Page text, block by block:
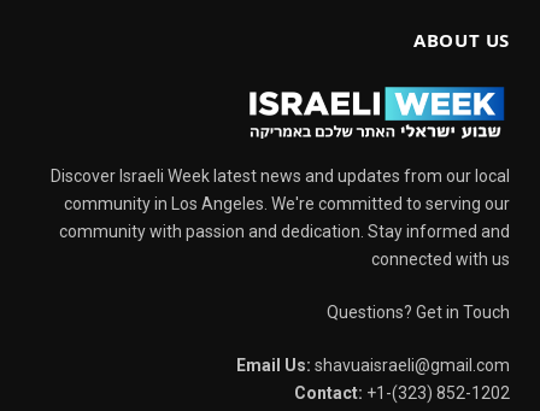
ABOUT US
Discover Israeli Week latest news and updates from our local
community in Los Angeles. We're committed to serving our
community with passion and dedication. Stay informed and
connected with us
Questions? Get in Touch
Email Us: shavuaisraeli@gmail.com
Contact: +1-(323) 852-1202